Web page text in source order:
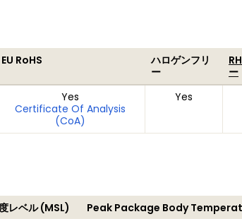
EU RoHS
ハロゲンフリ
ー
ー
Yes
Certificate Of Analysis
(CoA)
Yes
レベル (MSL) Peak Package Body